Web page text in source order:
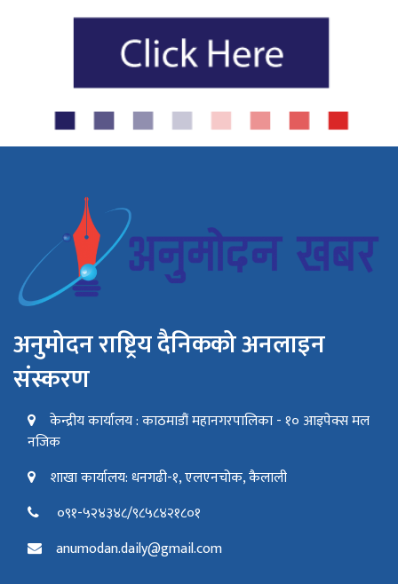
अनुमोदन राष्ट्रिय दैनिकको अनलाइन
संस्करण
केन्द्रीय कार्यालय : काठमाडौं महानगरपालिका - १० आइपेक्स मल
नजिक
शाखा कार्यालय: धनगढी-१, एलएनचोक, कैलाली
०९१-५२४३४८/९८५८४२१८०१
anumodan.daily@gmail.com